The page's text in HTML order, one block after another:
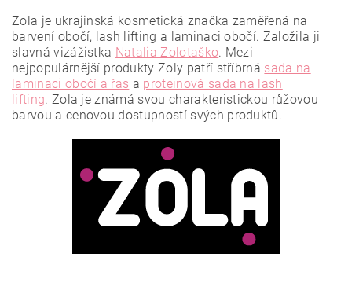
Vložením hodnocení souhlasíte sezásadami ochrany
Zola je ukrajinská kosmetická značka zaměřená na
barvení obočí, lash lifting a laminaci obočí. Založila ji
slavná vizážistka Natalia Zolotaško. Mezi
nejpopulárnější produkty Zoly patří stříbrná sada na
laminaci obočí a řas a proteinová sada na lash
lifting. Zola je známá svou charakteristickou růžovou
barvou a cenovou dostupností svých produktů.